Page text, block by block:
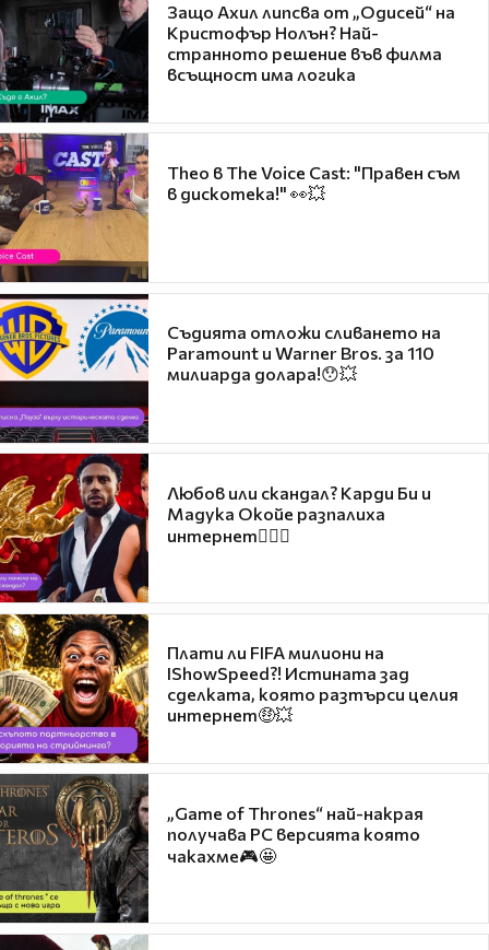
Защо Ахил липсва от „Одисей“ на
Кристофър Нолън? Най-
странното решение във филма
всъщност има логика
Theo в The Voice Cast: "Правен съм
в дискотека!" 👀💥
Съдията отложи сливането на
Paramount и Warner Bros. за 110
милиарда долара!😯💥
Любов или скандал? Карди Би и
Мадука Окойе разпалиха
интернет❤️‍🔥🔥
Плати ли FIFA милиони на
IShowSpeed?! Истината зад
сделката, която разтърси целия
интернет🤑💥
„Game of Thrones“ най-накрая
получава PC версията която
чакахме🎮🤩